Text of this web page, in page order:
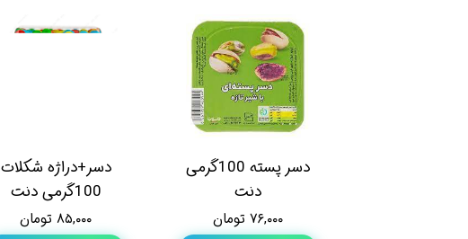
دسر پسته 100گرمی
دنت
۷۶,۰۰۰ تومان
دسر+دراژه شکلات
100گرمی دنت
۸۵,۰۰۰ تومان